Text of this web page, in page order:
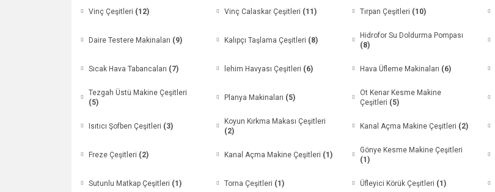
Vinç Çeşitleri (12) Vinç Calaskar Çeşitleri (11) Tırpan Çeşitleri (10)
Daire Testere Makinaları (9) Kalıpçı Taşlama Çeşitleri (8)
Hidrofor Su Doldurma Pompası
(8)
Sıcak Hava Tabancaları (7) lehim Havyası Çeşitleri (6) Hava Üfleme Makinaları (6)
Tezgah Üstü Makine Çeşitleri
(5)
Planya Makinaları (5)
Ot Kenar Kesme Makine
Çeşitleri (5)
Isıtıcı Şofben Çeşitleri (3)
Koyun Kırkma Makası Çeşitleri
(2)
Kanal Açma Makine Çeşitleri (2)
Freze Çeşitleri (2) Kanal Açma Makine Çeşitleri (1)
Gönye Kesme Makine Çeşitleri
(1)
Sutunlu Matkap Çeşitleri (1) Torna Çeşitleri (1) Üfleyici Körük Çeşitleri (1)